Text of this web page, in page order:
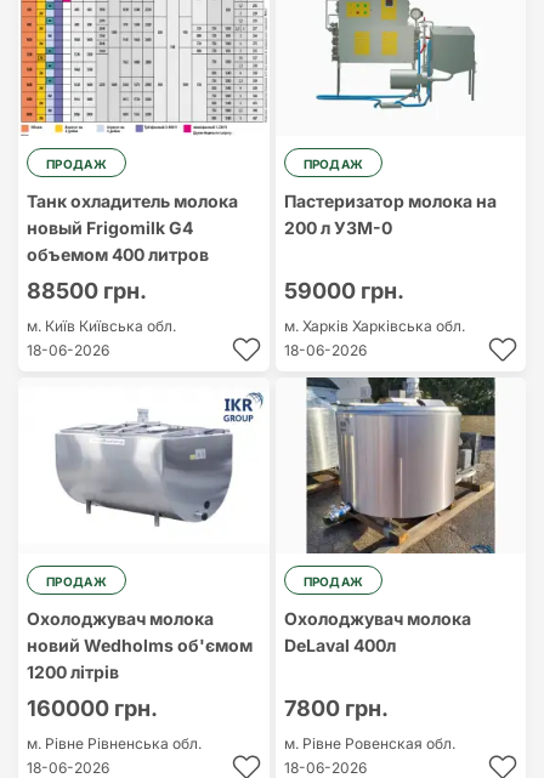
ПРОДАЖ
Танк охладитель молока
новый Frigomilk G4
объемом 400 литров
88500 грн.
м. Київ Київська обл.
18-06-2026
ПРОДАЖ
Пастеризатор молока на
200 л УЗМ-0
59000 грн.
м. Харків Харківська обл.
18-06-2026
ПРОДАЖ
Охолоджувач молока
новий Wedholms об'ємом
1200 літрів
160000 грн.
м. Рівне Рівненська обл.
18-06-2026
ПРОДАЖ
Охолоджувач молока
DeLaval 400л
7800 грн.
м. Рівне Ровенская обл.
18-06-2026